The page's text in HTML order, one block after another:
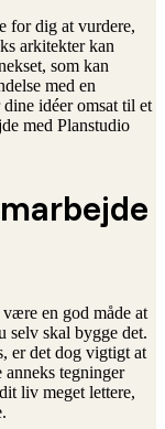
for dig at vurdere,
arkitekter kan
som kan
med en
idéer omsat til et
med Planstudio
en god måde at
selv skal bygge det.
er det dog vigtigt at
tegninger
liv meget lettere,